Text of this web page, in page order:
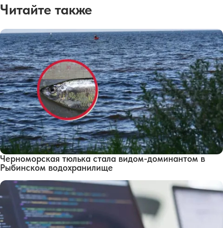
Читайте также
Черноморская тюлька стала видом-доминантом в
Рыбинском водохранилище